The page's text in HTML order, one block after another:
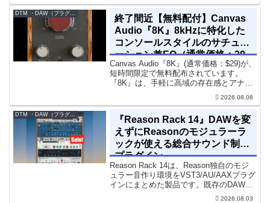
DTM ・DAW（プラグイン、シンセなど）のセール情報
終了間近【無料配付】Canvas
Audio『8K』8kHzに特化した
コンソールスタイルのサチュレ
ーション兼EQ（通常価格：29
ドル）
Canvas Audio『8K』(通常価格：$29)が、
短時間限定で無料配布されています。
『8K』は、手軽に高域の存在感とアナロ
グ的な質感をミックスに加えることがで
きる「8kHz」に特化したコンソールスタ
イルのサチュレーション兼EQです。8...
2026.08.08
DTM ・DAW（プラグイン、シンセなど）のセール情報
『Reason Rack 14』DAWを変
えずにReasonのモジュラーラ
ックが使える総合サウンド制作
プラグイン
Reason Rack 14は、Reason独自のモジ
ュラー音作り環境をVST3/AU/AAXプラグ
インにまとめた製品です。既存のDAWを
乗り換えることなく、68種類のシンセや
2026.08.03